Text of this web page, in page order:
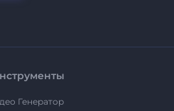
Генератор